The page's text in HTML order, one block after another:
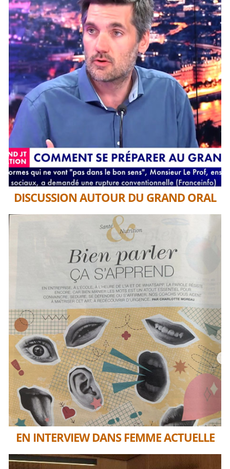
DISCUSSION AUTOUR DU GRAND ORAL
EN INTERVIEW DANS FEMME ACTUELLE